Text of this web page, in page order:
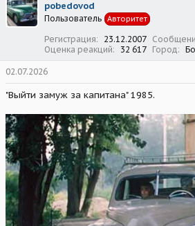
и
и
pobedovod
Пользователь Авторитет
Регистрация 23.12.2007
Оценка реакций
32 617 Город
02.07.2026
"Выйти замуж за капитана" 1985.